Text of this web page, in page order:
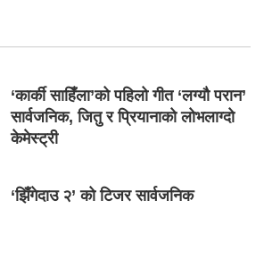
‘कार्की साहिँला’को पहिलो गीत ‘लग्यौ परान’
सार्वजनिक, जितु र प्रियानाको लोभलाग्दो
केमेस्ट्री
‘झिँगेदाउ २’ को टिजर सार्वजनिक